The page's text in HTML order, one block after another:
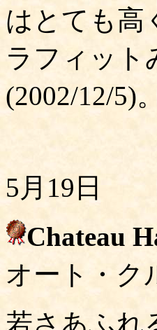
はとても高
ラフィット
(2002/12/5)。
5月19日
Chateau
オート・ク
若さあふれ